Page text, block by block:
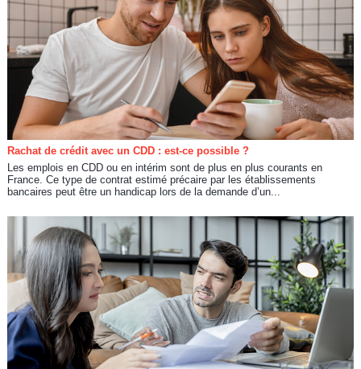
Rachat de crédit avec un CDD : est-ce possible ?
Les emplois en CDD ou en intérim sont de plus en plus courants en
France. Ce type de contrat estimé précaire par les établissements
bancaires peut être un handicap lors de la demande d’un...